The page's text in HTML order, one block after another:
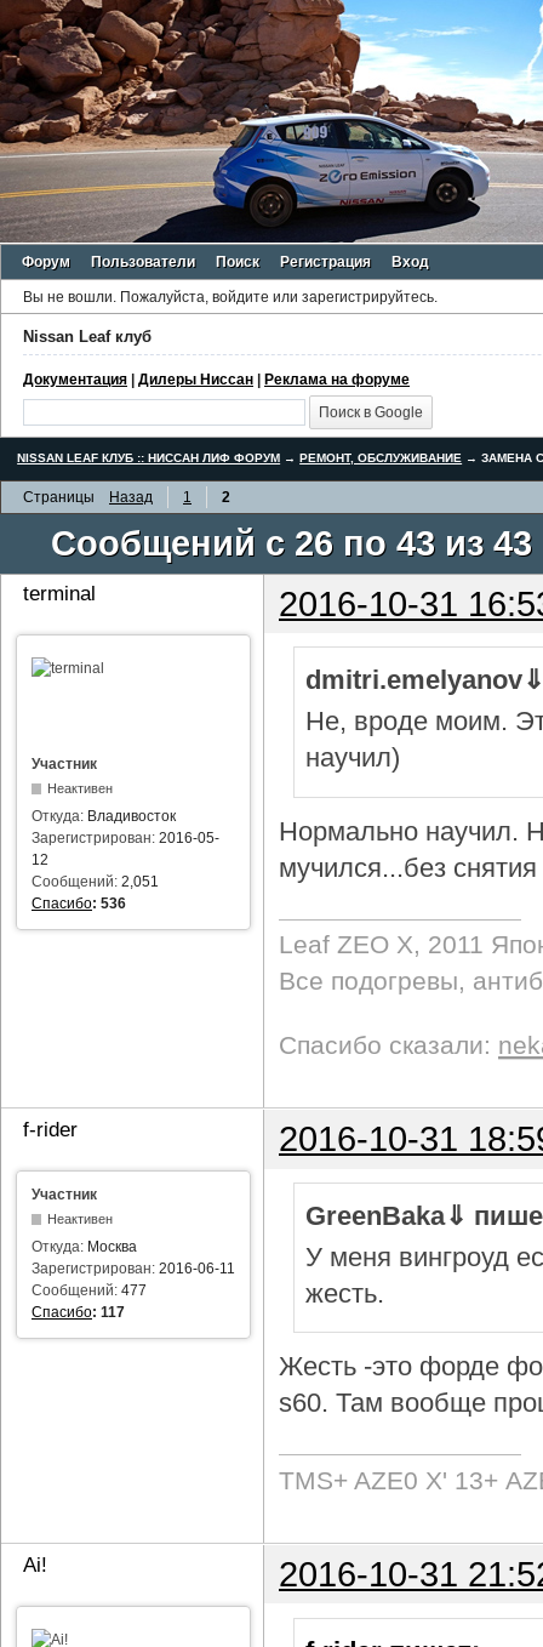
Форум Пользователи Поиск Регистрация Вход
Вы не вошли. Пожалуйста, войдите или зарегистрируйтесь.
Nissan Leaf клуб
Документация | Дилеры Ниссан | Реклама на форуме
NISSAN LEAF КЛУБ :: НИССАН ЛИФ ФОРУМ → РЕМОНТ, ОБСЛУЖИВАНИЕ →ЗАМЕНА
Страницы Назад 1 2
Сообщений с 26 по 43 из 43
terminal 2016-10-31
Участник
Неактивен
Откуда: Владивосток
Зарегистрирован: 2016-05-
12
Сообщений: 2,051
Спасибо: 536
Не, вроде моим.
научил)
Нормально научил.
мучился...без снятия
Leaf ZEO Х, 2011
Все подогревы,
Спасибо сказали:
f-rider 2016-10-31
Участник
Неактивен
Откуда: Москва
Зарегистрирован: 2016-06-11
Сообщений: 477
Спасибо: 117
GreenBaka⇓
У меня вингроуд
жесть.
Жесть -это форде
s60. Там вообще
TMS+ AZE0 Х' 13+
Ai! 2016-10-31